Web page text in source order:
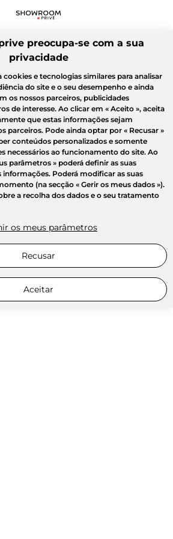
preocupa-se com a sua
privacidade
e tecnologias similares para analisar
do site e o seu desempenho e ainda
os nossos parceiros, publicidades
de interesse. Ao clicar em « Aceito », aceita
que estas informações sejam
parceiros. Pode ainda optar por « Recusar »
conteúdos personalizados e somente
necessários ao funcionamento do site. Ao
parâmetros » poderá definir as suas
informações. Poderá modificar as suas
(na secção « Gerir os meus dados »).
a recolha dos dados e o seu tratamento
os meus parâmetros
Recusar
Aceitar